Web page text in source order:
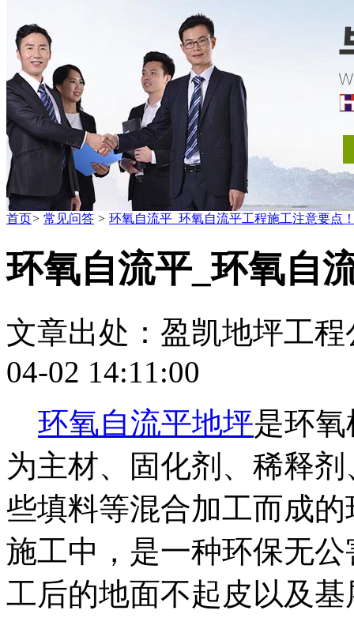
首页> 常见问答 > 环氧自流平_环氧自流平工程施工注意要点
环氧自流平_环氧自
文章出处：盈凯地坪工程
04-02 14:11:00
环氧自流平地坪是环
为主材、固化剂、稀释
些填料等混合加工而成的
施工中，是一种环保无
工后的地面不起皮以及